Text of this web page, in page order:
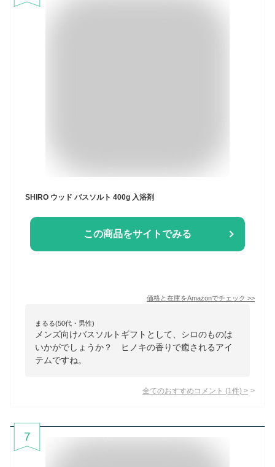
SHIRO ウッド バスソルト 400g 入浴剤
この商品をサイトでみる
価格と在庫をAmazonでチェック >>
まるる(50代・男性)
メンズ向けバスソルトギフトとして、シロのものは
いかがでしょうか？ ヒノキの香りで癒されるアイ
テムですね。
全てのおすすめコメント (1 件) >
7